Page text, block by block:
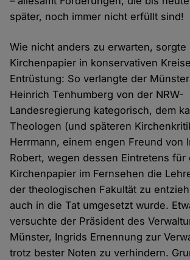
später, noch immer nicht erfüllt sind!
Wie nicht anders zu erwarten, sorgte
Kirchenpapier in konservativen
Entrüstung: So verlangte der
Heinrich Tenhumberg von der NRW-
Landesregierung kategorisch, dem
Theologen (und späteren
Herrmann, einem engen Freund von
Robert, wegen dessen Eintretens für
Kirchenpapier im Fernsehen die
der theologischen Fakultät zu
auch in die Tat umgesetzt wurde.
versuchte der Präsident des
Münster, Ingrids Ernennung zur
trotz bester Noten zu verhindern.